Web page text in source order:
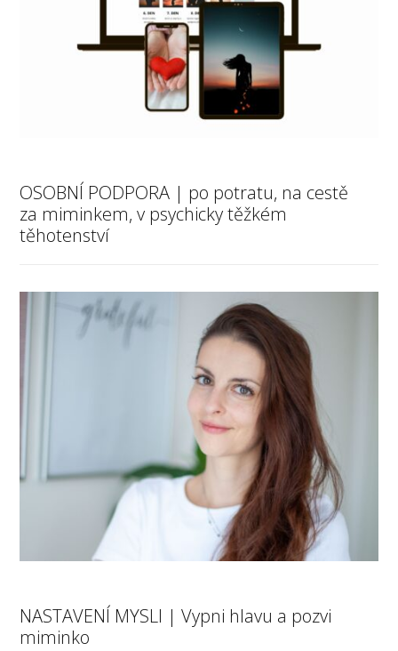
OSOBNÍ PODPORA | po potratu, na cestě
za miminkem, v psychicky těžkém
těhotenství
NASTAVENÍ MYSLI | Vypni hlavu a pozvi
miminko